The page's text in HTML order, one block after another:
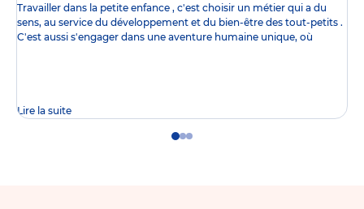
Travailler dans la petite enfance , c'est choisir un métier qui a du
sens, au service du développement et du bien-être des tout-petits .
C'est aussi s'engager dans une aventure humaine unique, où
Lire la suite
GoGoGo